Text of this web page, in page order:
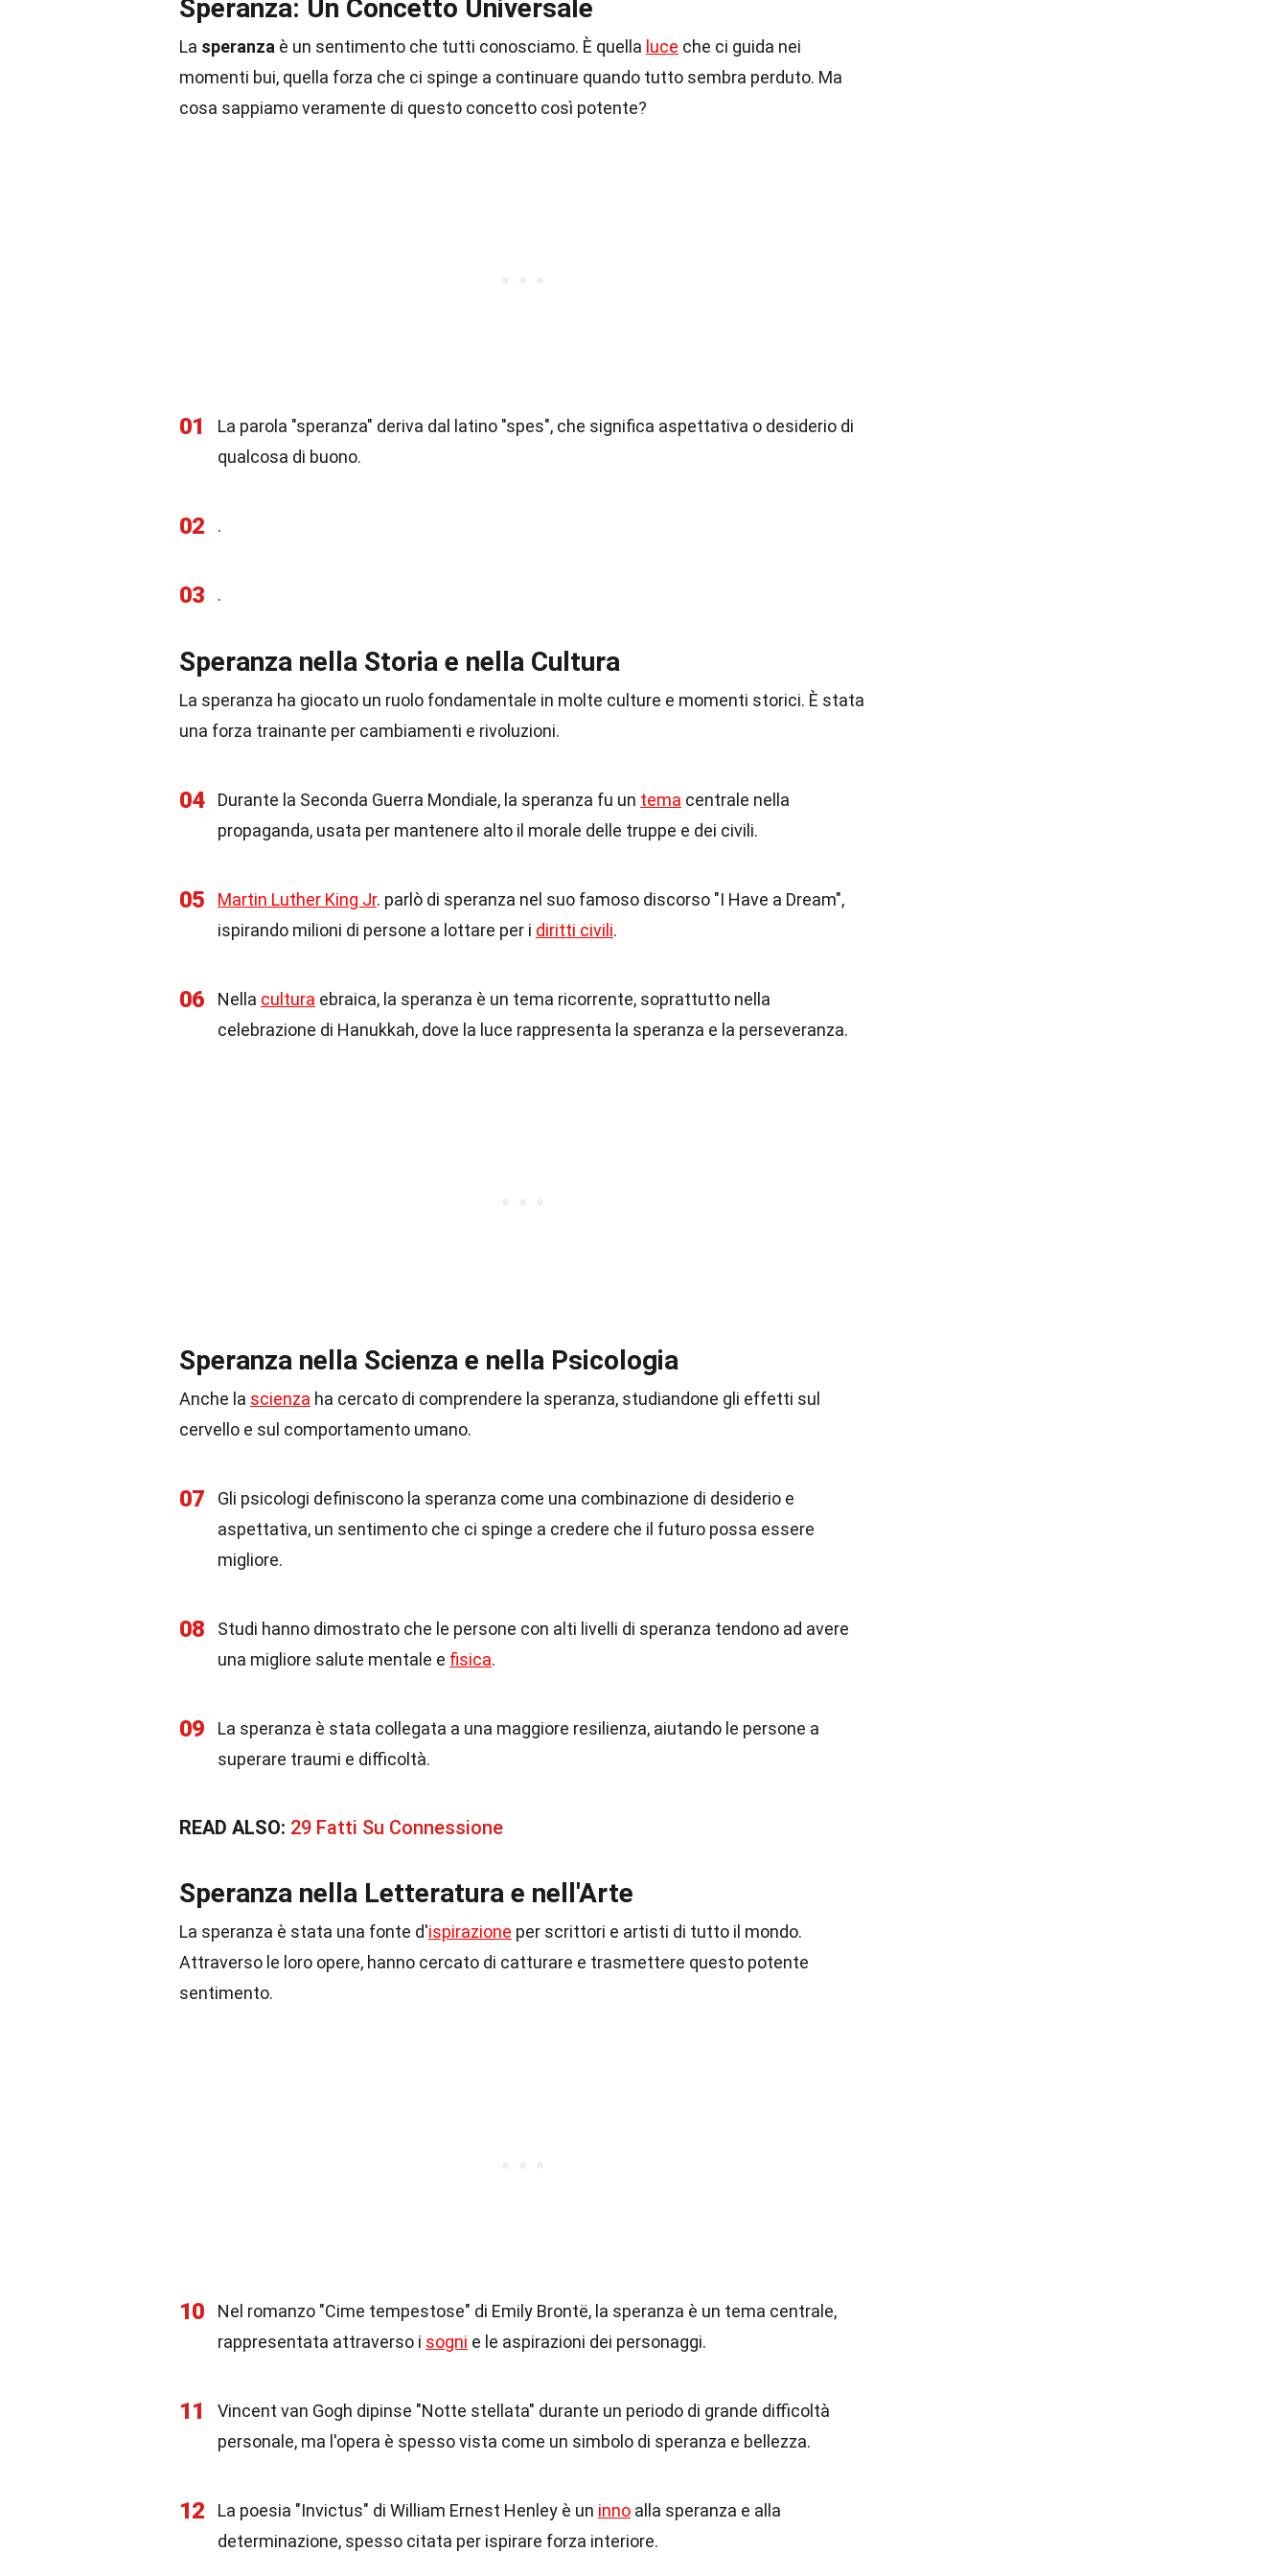
Speranza: Un Concetto Universale
La speranza è un sentimento che tutti conosciamo. È quella luce che ci guida nei
momenti bui, quella forza che ci spinge a continuare quando tutto sembra perduto. Ma
cosa sappiamo veramente di questo concetto così potente?
01
La parola "speranza" deriva dal latino "spes", che significa aspettativa o desiderio di
qualcosa di buono.
02 .
03 .
Speranza nella Storia e nella Cultura
La speranza ha giocato un ruolo fondamentale in molte culture e momenti storici. È stata
una forza trainante per cambiamenti e rivoluzioni.
04 Durante la Seconda Guerra Mondiale, la speranza fu un tema centrale nella
propaganda, usata per mantenere alto il morale delle truppe e dei civili.
05 Martin Luther King Jr. parlò di speranza nel suo famoso discorso "I Have a Dream",
ispirando milioni di persone a lottare per i diritti civili.
06 Nella cultura ebraica, la speranza è un tema ricorrente, soprattutto nella
celebrazione di Hanukkah, dove la luce rappresenta la speranza e la perseveranza.
Speranza nella Scienza e nella Psicologia
Anche la scienza ha cercato di comprendere la speranza, studiandone gli effetti sul
cervello e sul comportamento umano.
07
Gli psicologi definiscono la speranza come una combinazione di desiderio e
aspettativa, un sentimento che ci spinge a credere che il futuro possa essere
migliore.
08
Studi hanno dimostrato che le persone con alti livelli di speranza tendono ad avere
una migliore salute mentale e fisica.
09
La speranza è stata collegata a una maggiore resilienza, aiutando le persone a
superare traumi e difficoltà.
READ ALSO: 29 Fatti Su Connessione
Speranza nella Letteratura e nell'Arte
La speranza è stata una fonte d'ispirazione per scrittori e artisti di tutto il mondo.
Attraverso le loro opere, hanno cercato di catturare e trasmettere questo potente
sentimento.
10
Nel romanzo "Cime tempestose" di Emily Brontë, la speranza è un tema centrale,
rappresentata attraverso i sogni e le aspirazioni dei personaggi.
11
Vincent van Gogh dipinse "Notte stellata" durante un periodo di grande difficoltà
personale, ma l'opera è spesso vista come un simbolo di speranza e bellezza.
12 La poesia "Invictus" di William Ernest Henley è un inno alla speranza e alla
determinazione, spesso citata per ispirare forza interiore.